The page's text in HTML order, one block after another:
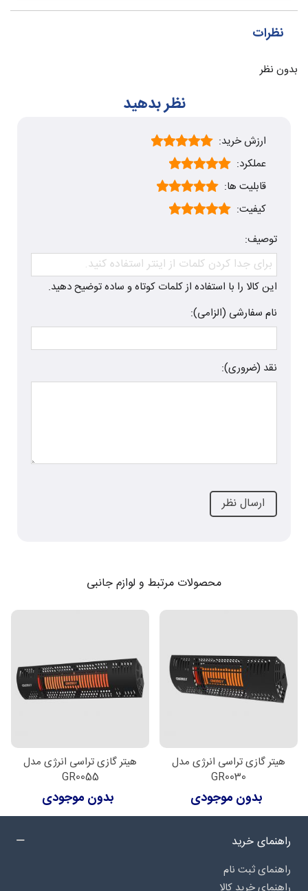
نظرات
بدون نظر
نظر بدهید
ارزش خرید:
عملکرد:
قابلیت ها:
کیفیت:
توصیف:
این کالا را با استفاده از کلمات کوتاه و ساده توضیح دهید.
نام سفارشی (الزامی):
نقد (ضروری):
محصولات مرتبط و لوازم جانبی
هیتر گازی تراسی انرژی مدل
GR0030
بدون موجودی
هیتر گازی تراسی انرژی مدل
GR0055
بدون موجودی
راهنمای خرید
راهنمای ثبت نام